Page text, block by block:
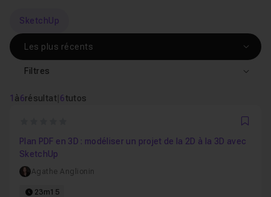
SketchUp
1 à6résultat| 6tutos
Filtres
Plan PDF en 3D : modéliser un projet de la 2D à la 3D avec
SketchUp
Agathe Anglionin
23m15